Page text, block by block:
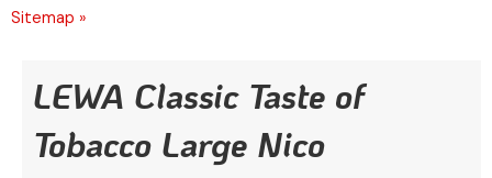
Sitemap »
LEWA Classic Taste of
Tobacco Large Nico